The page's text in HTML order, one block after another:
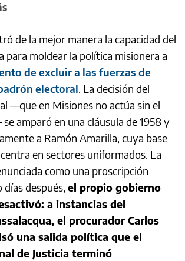
de la mejor manera la capacidad del
moldear la política misionera a
de excluir a las fuerzas de
electoral. La decisión del
—que en Misiones no actúa sin el
amparó en una cláusula de 1958 y
a Ramón Amarilla, cuya base
en sectores uniformados. La
como una proscripción
después, el propio gobierno
a instancias del
el procurador Carlos
una salida política que el
de Justicia terminó